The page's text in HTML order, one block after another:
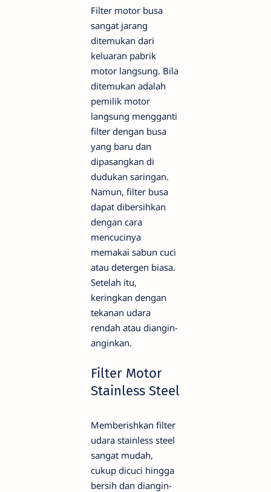
Filter motor busa
sangat jarang
ditemukan dari
keluaran pabrik
motor langsung. Bila
ditemukan adalah
pemilik motor
langsung mengganti
filter dengan busa
yang baru dan
dipasangkan di
dudukan saringan.
Namun, filter busa
dapat dibersihkan
dengan cara
mencucinya
memakai sabun cuci
atau detergen biasa.
Setelah itu,
keringkan dengan
tekanan udara
rendah atau diangin-
anginkan.
Filter Motor
Stainless Steel
Memberishkan filter
udara stainless steel
sangat mudah,
cukup dicuci hingga
bersih dan diangin-